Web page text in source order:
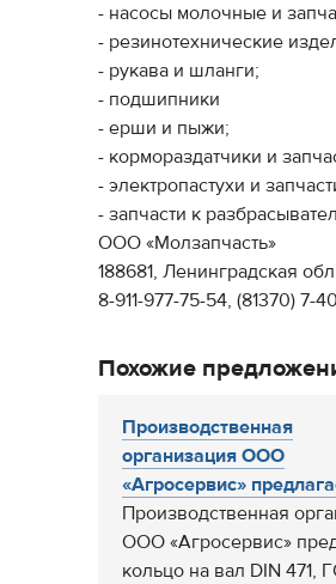
- насосы молочные и
- резинотехнические
- рукава и шланги;
- подшипники
- ерши и пыжи;
- кормораздатчики и
- электропастухи и
- запчасти к
ООО «Молзапчасть»
188681, Ленинградская
8-911-977-75-54, (81370) 7-
Похожие
Производственная
организация ООО
«Агросервис»
Производственная
ООО «Агросервис»
кольцо на вал DIN 471,